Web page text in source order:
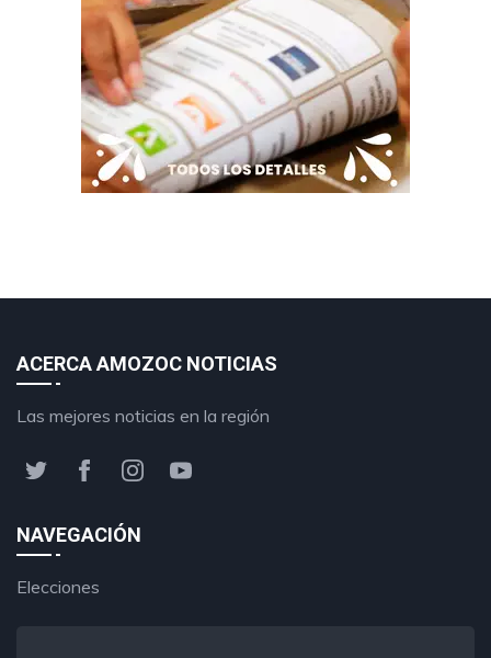
ACERCA AMOZOC NOTICIAS
Las mejores noticias en la región
NAVEGACIÓN
Elecciones